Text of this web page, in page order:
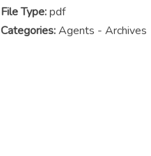
File Type:pdf
Categories:Agents - Archives